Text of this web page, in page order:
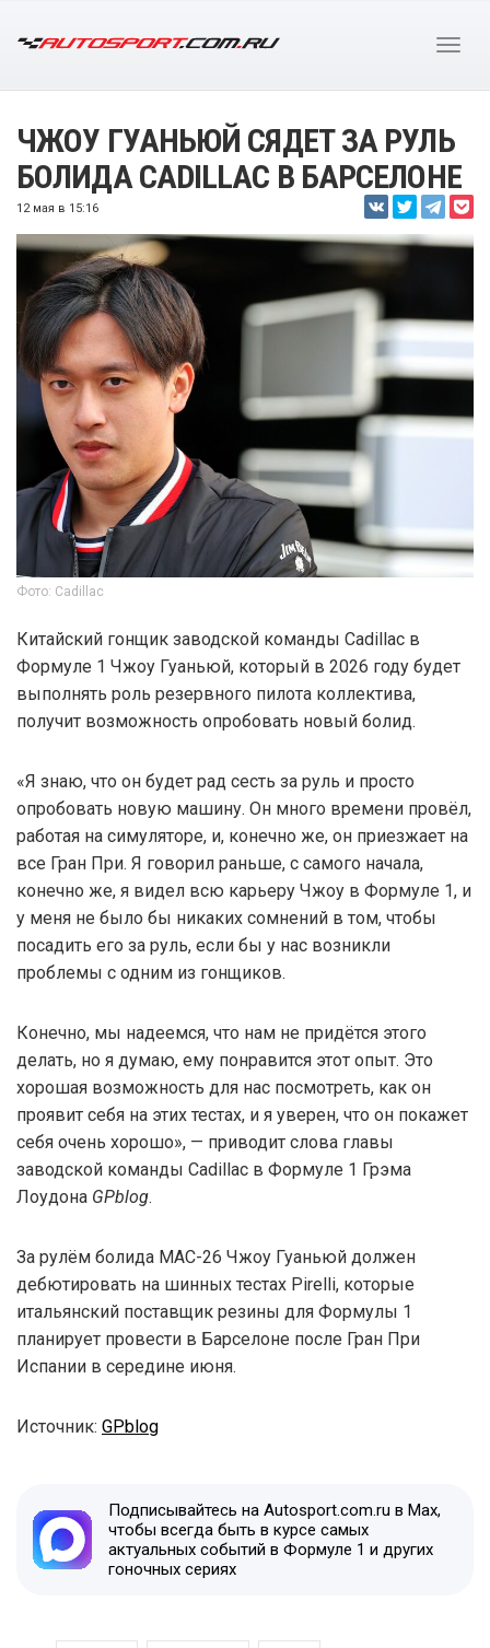
ЧЖОУ ГУАНЬЮЙ СЯДЕТ ЗА РУЛЬ
БОЛИДА CADILLAC В БАРСЕЛОНЕ
12 мая в 15:16
Фото: Cadillac
Китайский гонщик заводской команды Cadillac в
Формуле 1 Чжоу Гуаньюй, который в 2026 году будет
выполнять роль резервного пилота коллектива,
получит возможность опробовать новый болид.
«Я знаю, что он будет рад сесть за руль и просто
опробовать новую машину. Он много времени провёл,
работая на симуляторе, и, конечно же, он приезжает на
все Гран При. Я говорил раньше, с самого начала,
конечно же, я видел всю карьеру Чжоу в Формуле 1, и
у меня не было бы никаких сомнений в том, чтобы
посадить его за руль, если бы у нас возникли
проблемы с одним из гонщиков.
Конечно, мы надеемся, что нам не придётся этого
делать, но я думаю, ему понравится этот опыт. Это
хорошая возможность для нас посмотреть, как он
проявит себя на этих тестах, и я уверен, что он покажет
себя очень хорошо», — приводит слова главы
заводской команды Cadillac в Формуле 1 Грэма
Лоудона GPblog.
За рулём болида MAC-26 Чжоу Гуаньюй должен
дебютировать на шинных тестах Pirelli, которые
итальянский поставщик резины для Формулы 1
планирует провести в Барселоне после Гран При
Испании в середине июня.
Источник: GPblog
Подписывайтесь на Autosport.com.ru в Max,
чтобы всегда быть в курсе самых
актуальных событий в Формуле 1 и других
гоночных сериях